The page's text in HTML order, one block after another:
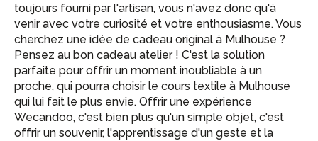
toujours fourni par l'artisan, vous n'avez donc qu'à
venir avec votre curiosité et votre enthousiasme. Vous
cherchez une idée de cadeau original à Mulhouse ?
Pensez au bon cadeau atelier ! C'est la solution
parfaite pour offrir un moment inoubliable à un
proche, qui pourra choisir le cours textile à Mulhouse
qui lui fait le plus envie. Offrir une expérience
Wecandoo, c'est bien plus qu'un simple objet, c'est
offrir un souvenir, l'apprentissage d'un geste et la